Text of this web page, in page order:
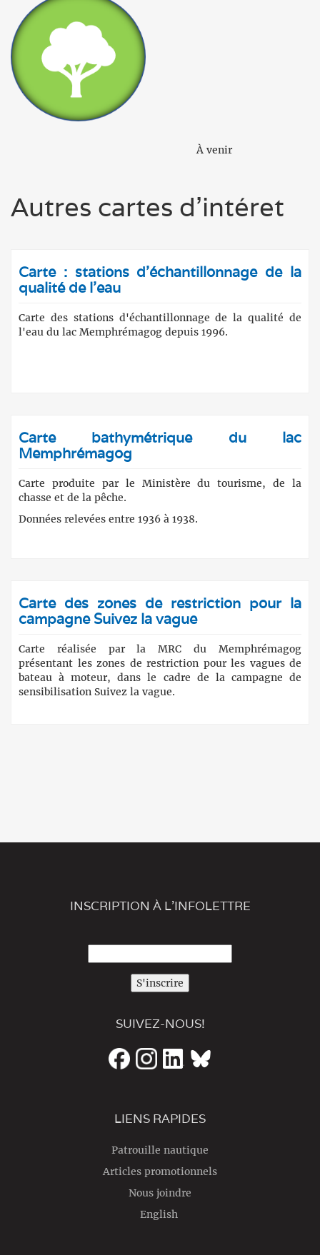
À venir
Autres cartes d'intéret
Carte : stations d'échantillonnage de la
qualité de l'eau
Carte des stations d'échantillonnage de la qualité de
l'eau du lac Memphrémagog depuis 1996.
Carte bathymétrique du lac
Memphrémagog
Carte produite par le Ministère du tourisme, de la
chasse et de la pêche.
Données relevées entre 1936 à 1938.
Carte des zones de restriction pour la
campagne Suivez la vague
Carte réalisée par la MRC du Memphrémagog
présentant les zones de restriction pour les vagues de
bateau à moteur, dans le cadre de la campagne de
sensibilisation Suivez la vague.
INSCRIPTION À L'INFOLETTRE
S'inscrire
SUIVEZ-NOUS!
LIENS RAPIDES
Patrouille nautique
Articles promotionnels
Nous joindre
English